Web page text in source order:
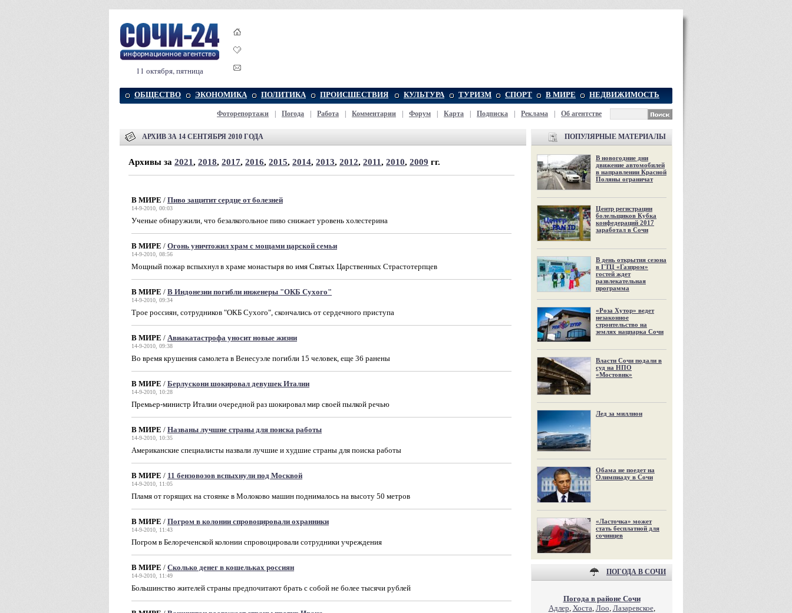
11 октября, пятница
ОБЩЕСТВО ЭКОНОМИКА ПОЛИТИКА ПРОИСШЕСТВИЯ КУЛЬТУРА ТУРИЗМ СПОРТ В МИРЕ НЕДВИЖИМОСТЬ
Фоторепортажи Погода Работа Комментарии Форум Карта Подписка Реклама Об агентстве
АРХИВ ЗА 14 СЕНТЯБРЯ 2010 ГОДА
Архивы за 2021, 2018, 2017, 2016, 2015, 2014, 2013, 2012, 2011, 2010, 2009 гг.
В МИРЕ / Пиво защитит сердце от болезней
14-9-2010, 00:03
Ученые обнаружили, что безалкогольное пиво снижает уровень холестерина
В МИРЕ / Огонь уничтожил храм с мощами царской семьи
14-9-2010, 08:56
Мощный пожар вспыхнул в храме монастыря во имя Святых Царственных Страстотерпцев
В МИРЕ / В Индонезии погибли инженеры "ОКБ Сухого"
14-9-2010, 09:34
Трое россиян, сотрудников "ОКБ Сухого", скончались от сердечного приступа
В МИРЕ / Авиакатастрофа уносит новые жизни
14-9-2010, 09:38
Во время крушения самолета в Венесуэле погибли 15 человек, еще 36 ранены
В МИРЕ / Берлускони шокировал девушек Италии
14-9-2010, 10:28
Премьер-министр Италии очередной раз шокировал мир своей пылкой речью
В МИРЕ / Названы лучшие страны для поиска работы
14-9-2010, 10:35
Американские специалисты назвали лучшие и худшие страны для поиска работы
В МИРЕ / 11 бензовозов вспыхнули под Москвой
14-9-2010, 11:05
Пламя от горящих на стоянке в Молоково машин поднималось на высоту 50 метров
В МИРЕ / Погром в колонии спровоцировали охранники
14-9-2010, 11:43
Погром в Белореченской колонии спровоцировали сотрудники учреждения
В МИРЕ / Сколько денег в кошельках россиян
14-9-2010, 11:49
Большинство жителей страны предпочитают брать с собой не более тысячи рублей
ПОПУЛЯРНЫЕ МАТЕРИАЛЫ
В новогодние дни
движение автомобилей
в направлении Красной
Поляны ограничат
Центр регистрации
болельщиков Кубка
конфедераций 2017
заработал в Сочи
В день открытия сезона
в ГТЦ «Газпром»
гостей ждет
развлекательная
программа
«Роза Хутор» ведет
незаконное
строительство на
землях нацпарка Сочи
Власти Сочи подали в
суд на НПО
«Мостовик»
Лед за миллион
Обама не поедет на
Олимпиаду в Сочи
«Ласточка» может
стать бесплатной для
сочинцев
ПОГОДА В СОЧИ
Погода в районе Сочи
Адлер, Хоста, Лоо, Лазаревское,